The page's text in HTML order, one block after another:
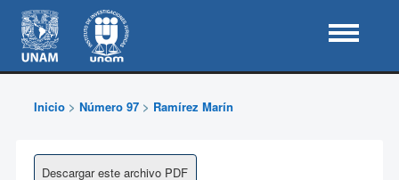
Inicio> Número 97> Ramírez Marín
Descargar este archivo PDF